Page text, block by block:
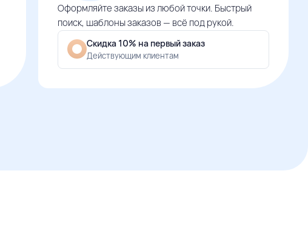
Оформляйте заказы из любой точки. Быстрый
поиск, шаблоны заказов — всё под рукой.
Скидка 10% на первый заказ
Действующим клиентам